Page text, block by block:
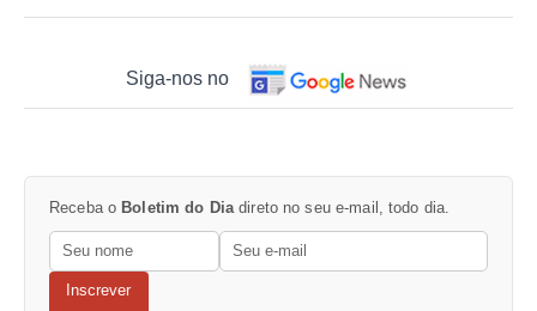
Siga-nos no
Receba o Boletim do Diadireto no seu e-mail, todo dia.
Inscrever